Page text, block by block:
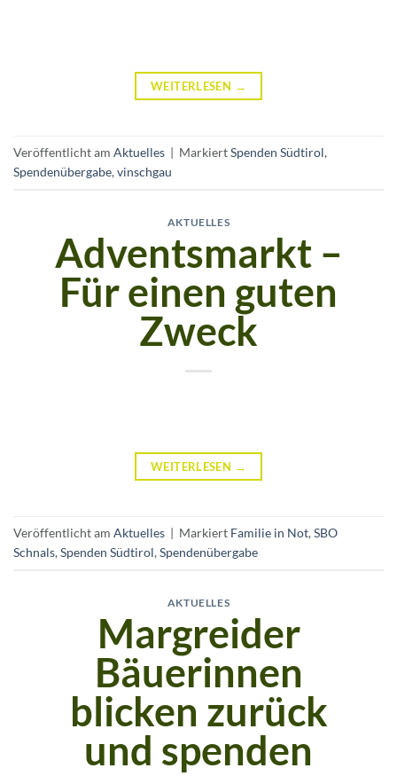
WEITERLESEN →
Veröffentlicht am Aktuelles | MarkiertSpenden Südtirol,
Spendenübergabe,vinschgau
AKTUELLES
Adventsmarkt –
Für einen guten
Zweck
WEITERLESEN →
Veröffentlicht am Aktuelles | Markiert Familie in Not,SBO
Schnals,Spenden Südtirol,Spendenübergabe
AKTUELLES
Margreider
Bäuerinnen
blicken zurück
und spenden